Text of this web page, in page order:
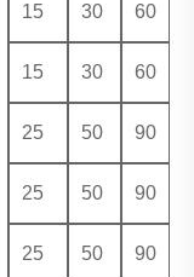
15 30 60
15 30 60
25 50 90
25 50 90
25 50 90